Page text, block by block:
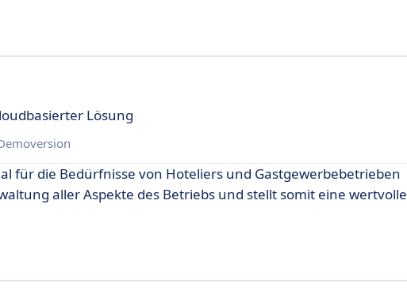
Lösung
für die Bedürfnisse von Hoteliers und Gastgewerbebetrieben
aller Aspekte des Betriebs und stellt somit eine wertvolle